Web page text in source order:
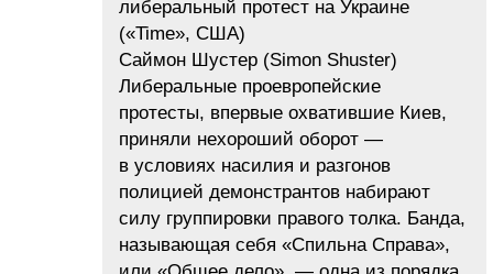
либеральный протест на Украине
(«Time», США)
Саймон Шустер (Simon Shuster)
Либеральные проевропейские
протесты, впервые охватившие Киев,
приняли нехороший оборот —
в условиях насилия и разгонов
полицией демонстрантов набирают
силу группировки правого толка. Банда,
называющая себя «Спильна Справа»,